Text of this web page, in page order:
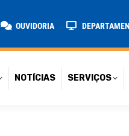
OUVIDORIA
NOTÍCIAS SERVIÇOS